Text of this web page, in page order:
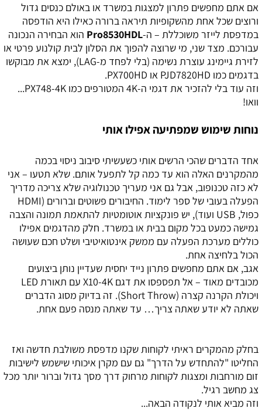
אם אתם מחפשים פתרון למצגות במשרד או באולם כנסים גדול
ורוצים שכל אחת מהשקופיות תיראה ברורה כאילו היא הודפסה
במדפסת לייזר משוכללת – ה-Pro8530HDL הוא הבחירה הנכונה
עבורכם. מצד שני, מי שרוצה להפוך את הסלון לבית קולנוע פרטי או
לזירת גיימינג עוצרת נשימה (בלי לפחד מ-LAG), ימצא את מבוקשו
בדגמים כמו PJD7820HD או PX700HD.
וזה עוד בלי להזכיר את דגמי ה-4K המטורפים כמו PX748-4K...
וואו!
נוחות שימוש שמפתיעה אפילו אותי
אחד הדברים שהכי הרשים אותי כשעשיתי סיבוב ניסוי בכמה
מהמקרנים האלה הוא עד כמה קל לתפעל אותם. שלא תטעו – אני
לא כזה טכנופוב, אבל גם אני מעריך טכנולוגיה שלא צריכה מדריך
הפעלה בעובי של ספר לימוד. החיבורים פשוטים וברורים (HDMI
כפול, USB ועוד), יש פונקציות אוטומטיות להתאמת תמונה והצבה
גמישה כמעט בכל מקום בבית או במשרד. חלק מהדגמים אפילו
כוללים מערכת הפעלה עם ממשק אינטואיטיבי ושלט חכם שעושה
הכול בלחיצה אחת.
אגב, אם אתם מחפשים פתרון נייד יחסית שעדיין נותן ביצועים
מכובדים מאוד – אל תפספסו את דגם X10-4K עם תאורת LED
ויכולת הקרנה קצרה (Short Throw). זה בדיוק מסוג הדברים
שאתה לא יודע שאתה צריך… עד שאתה מנסה פעם אחת.
בחלק מהמקרים ראיתי לקוחות שקנו מדפסת משולבת חדשה ואז
החליטו "להתחדש על הדרך" גם עם מקרן איכותי שישמש לישיבות
זום מורחבות ומצגות לקוחות מרחוק דרך מסך גדול וברור יותר מכל
צג מחשב רגיל.
וזה מביא אותי לנקודה הבאה...